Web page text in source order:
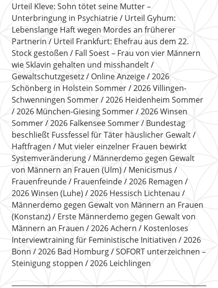
Urteil Kleve: Sohn tötet seine Mutter –
Unterbringung in Psychiatrie
Urteil Gyhum:
Lebenslange Haft wegen Mordes an früherer
Partnerin
Urteil Frankfurt: Ehefrau aus dem 22.
Stock gestoßen
Fall Soest – Frau von vier Männern
wie Sklavin gehalten und misshandelt
Gewaltschutzgesetz
Online Anzeige
2026
Schönberg in Holstein Sommer
2026 Villingen-
Schwenningen Sommer
2026 Heidenheim Sommer
2026 München-Giesing Sommer
2026 Winsen
Sommer
2026 Falkensee Sommer
Bundestag
beschließt Fussfessel für Täter häuslicher Gewalt
Haftfragen
Mut vieler einzelner Frauen bewirkt
Systemveränderung
Männerdemo gegen Gewalt
von Männern an Frauen (Ulm)
Menicismus
Frauenfreunde
Frauenfeinde
2026 Remagen
2026 Winsen (Luhe)
2026 Hessisch Lichtenau
Männerdemo gegen Gewalt von Männern an Frauen
(Konstanz)
Erste Männerdemo gegen Gewalt von
Männern an Frauen
2026 Achern
Kostenloses
Interviewtraining für Feministische Initiativen
2026
Bonn
2026 Bad Homburg
SOFORT unterzeichnen –
Steinigung stoppen
2026 Leichlingen